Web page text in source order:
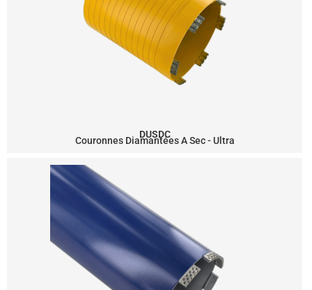
DUSDC
Couronnes Diamantées A Sec - Ultra